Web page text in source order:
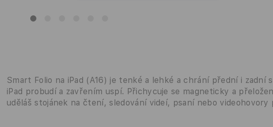
Smart Folio na iPad (A16) je tenké a lehké a chrání přední i zadní
iPad probudí a zavřením uspí. Přichycuje se magneticky a
uděláš stojánek na čtení, sledování videí, psaní nebo videohovory